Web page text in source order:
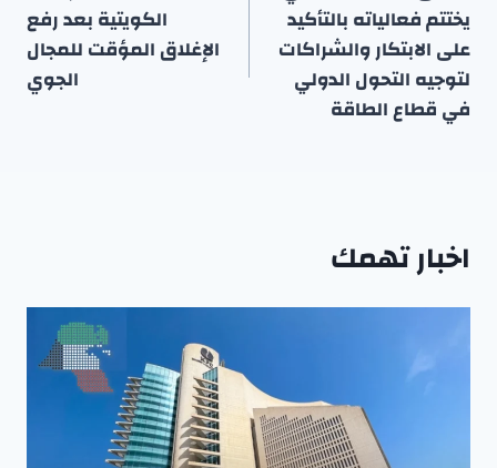
يختتم فعالياته بالتأكيد
على الابتكار والشراكات
لتوجيه التحول الدولي
في قطاع الطاقة
الكويتية بعد رفع
الإغلاق المؤقت للمجال
الجوي
اخبار تهمك